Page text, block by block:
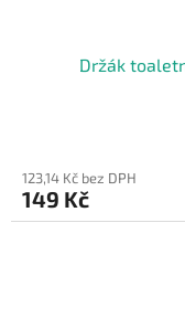
Držák
123,14 Kč bez DPH
149 Kč